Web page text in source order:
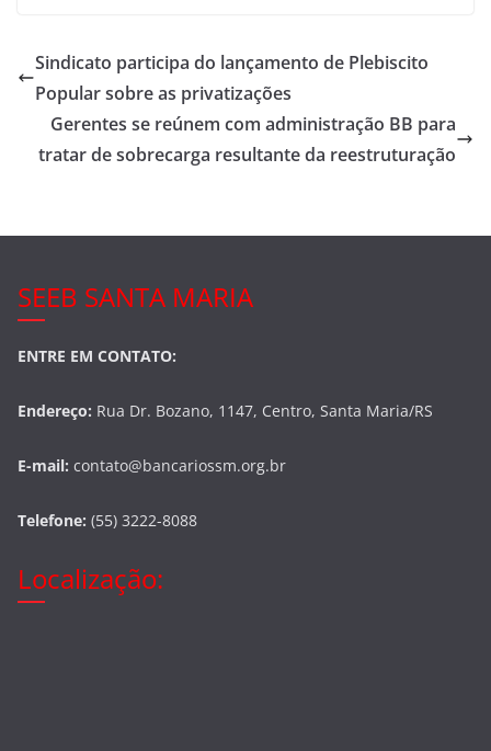
e
b
o
o
er e
Sindicato participa do lançamento de Plebiscito
Popular sobre as privatizações
Gerentes se reúnem com administração BB para
tratar de sobrecarga resultante da reestruturação
SEEB SANTA MARIA
ENTRE EM CONTATO:
Endereço: Rua Dr. Bozano, 1147, Centro, Santa Maria/RS
E-mail: contato@bancariossm.org.br
Telefone: (55) 3222-8088
Localização: